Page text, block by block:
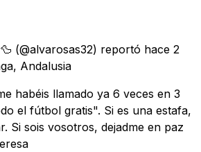
(@alvarosas32) reportó hace 2
Andalusia
habéis llamado ya 6 veces en 3
el fútbol gratis". Si es una estafa,
Si sois vosotros, dejadme en paz